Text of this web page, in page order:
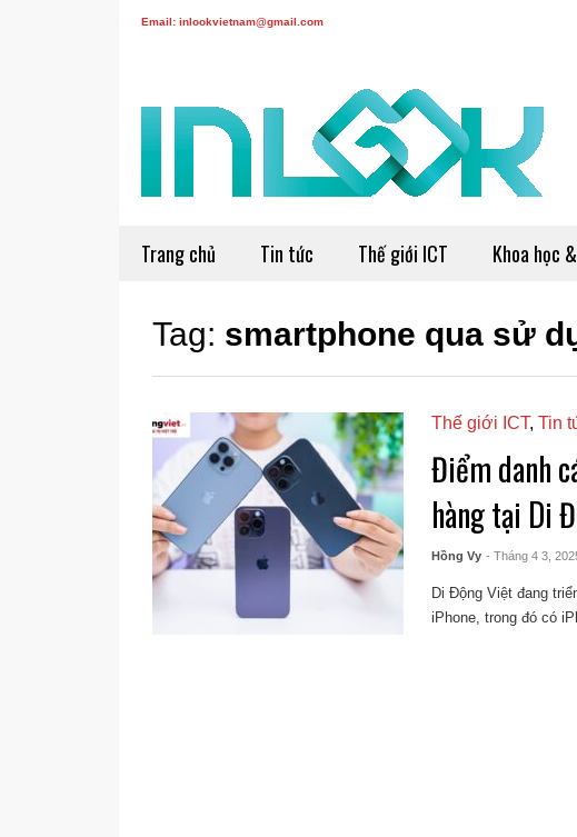
Email: inlookvietnam@gmail.com
Trang chủ Tin tức Thế giới ICT Khoa học
Tag: smartphone qua sử
Thế giới ICT, Tin
Điểm danh
hàng tại Di
Hồng Vy - Tháng 4 3,
Di Động Việt đang
iPhone, trong đó có